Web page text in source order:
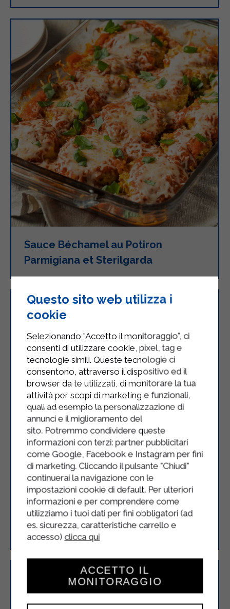
Sauce Béchamel au Potiron
Parmigiana et Sterilgarda
Steaks de saumon aux asperges et
à la crème
Questo sito web utilizza i
cookie
Selezionando "Accetto il monitoraggio", ci
consenti di utilizzare cookie, pixel, tag e
tecnologie simili. Queste tecnologie ci
consentono, attraverso il dispositivo ed il
browser da te utilizzati, di monitorare la tua
attività per scopi di marketing e funzionali,
quali ad esempio la personalizzazione di
annunci e il miglioramento del
sito. Potremmo condividere queste
informazioni con terzi: partner pubblicitari
come Google, Facebook e Instagram per fini
di marketing. Cliccando il pulsante "Chiudi"
continuerai la navigazione con le
impostazioni cookie di default. Per ulteriori
informazioni e per comprendere come
utilizziamo i tuoi dati per fini obbligatori (ad
es. sicurezza, caratteristiche carrello e
accesso) clicca qui
ACCETTO IL
MONITORAGGIO